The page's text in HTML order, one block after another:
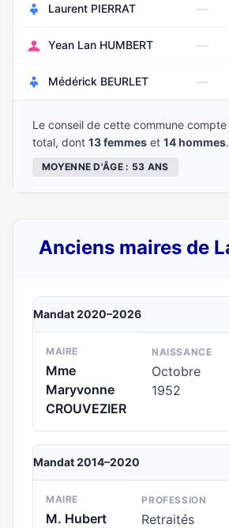
Laurent PIERRAT —
Yean Lan HUMBERT —
Médérick BEURLET —
Le conseil de cette commune compte
total, dont 13 femmes et 14 hommes.
MOYENNE D'ÂGE : 53 ANS
Anciens maires de
Mandat 2020–2026
MAIRE
Mme
Maryvonne
CROUVEZIER
NAISSANCE
Octobre
1952
Mandat 2014–2020
MAIRE
M. Hubert
PROFESSION
Retraités